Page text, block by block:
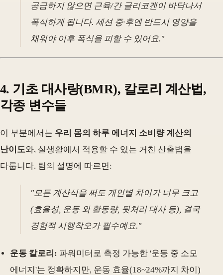
공급하지 않으면 근육/간 글리코겐이 바닥나서
폭식하게 됩니다. 세션 중·후엔 반드시 영양을
채워야 이후 폭식을 피할 수 있어요."
4. 기초 대사량(BMR), 칼로리 계산법,
각종 변수들
이 부분에서는 우리 몸의 하루 에너지 소비량 계산의
난이도와, 실생활에서 적용할 수 있는 거친 산출법을
다룹니다. 팀의 설명에 따르면:
"모든 계산식을 써도 개인별 차이가 너무 크고
(효율성, 운동 외 활동량, 뒷처리 대사 등), 결국
경험적 시행착오가 필수예요."
운동 칼로리: 파워미터로 측정 가능한 '운동 중 소모
에너지'는 정확하지만, 운동 효율(18~24%까지 차이)